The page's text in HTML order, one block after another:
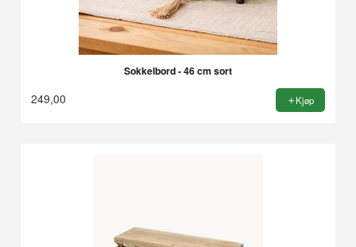
Sokkelbord - 46 cm sort
249,00 Kjøp